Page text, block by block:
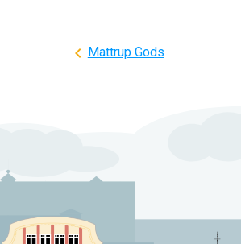
Indlægsnavigation
Mattrup Gods